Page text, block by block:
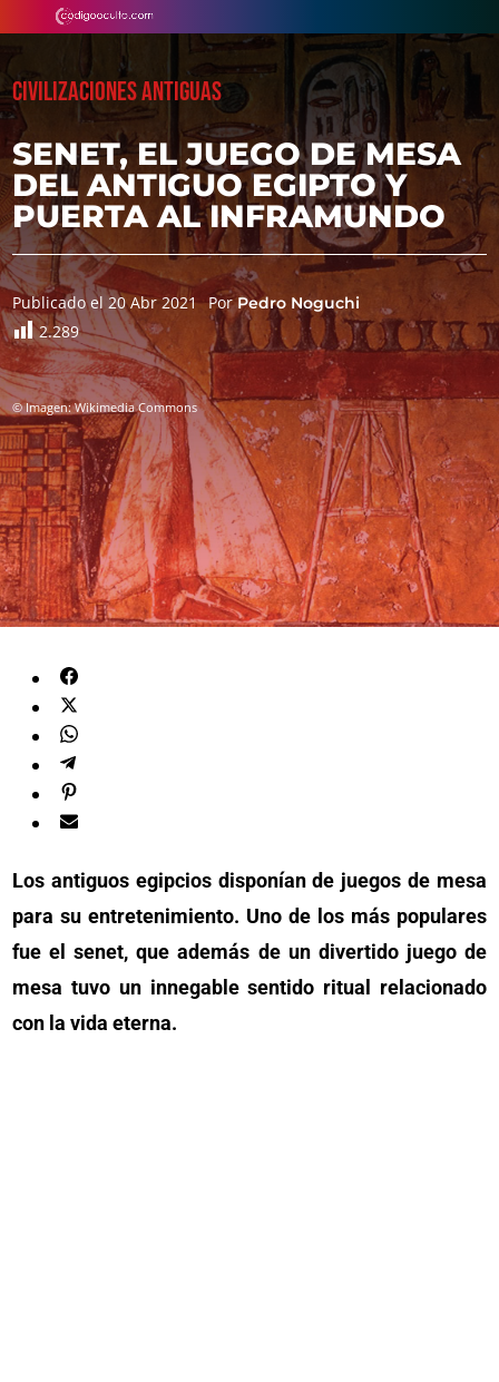
CIVILIZACIONES ANTIGUAS
SENET, EL JUEGO DE MESA
DEL ANTIGUO EGIPTO Y
PUERTA AL INFRAMUNDO
Publicado el 20 Abr 2021 PorPedro Noguchi
2.289
© Imagen: Wikimedia Commons
Los antiguos egipcios disponían de juegos de mesa
para su entretenimiento. Uno de los más populares
fue el senet, que además de un divertido juego de
mesa tuvo un innegable sentido ritual relacionado
con la vida eterna.